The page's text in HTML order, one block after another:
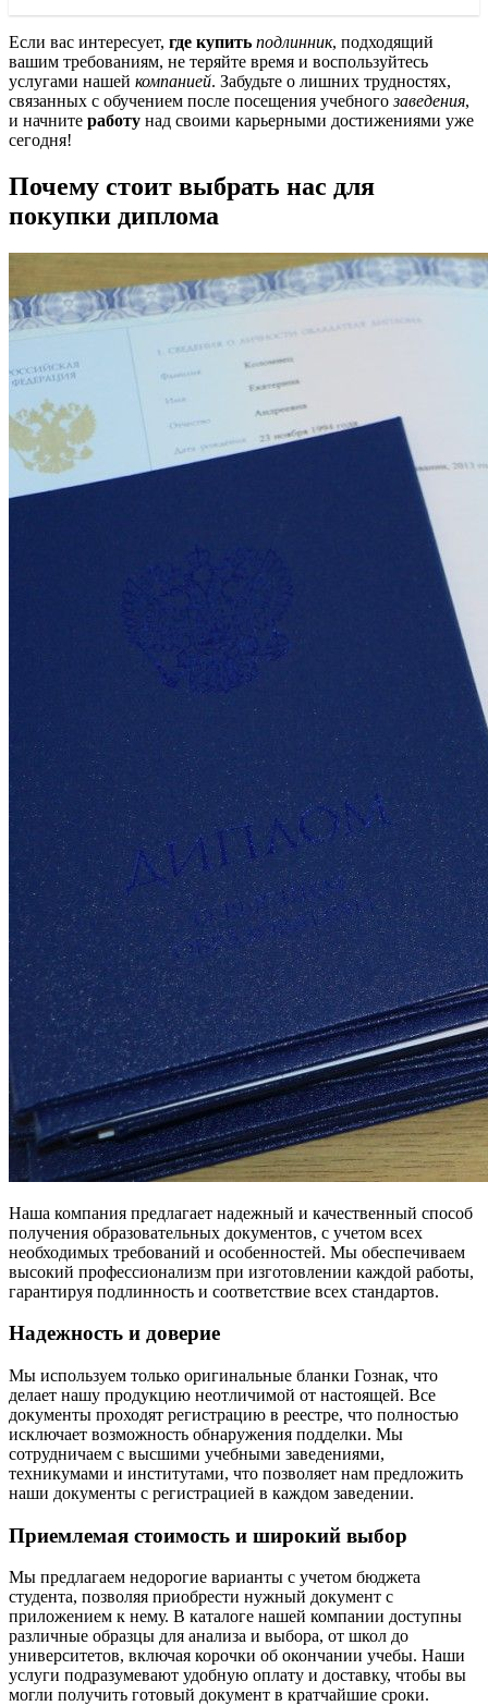
Если вас интересует, где купить подлинник, подходящий
вашим требованиям, не теряйте время и воспользуйтесь
услугами нашей компанией. Забудьте о лишних трудностях,
связанных с обучением после посещения учебногозаведения,
и начните работу над своими карьерными достижениями уже
сегодня!
Почему стоит выбрать нас для
покупки диплома
Наша компания предлагает надежный и качественный способ
получения образовательных документов, с учетом всех
необходимых требований и особенностей. Мы обеспечиваем
высокий профессионализм при изготовлении каждой работы,
гарантируя подлинность и соответствие всех стандартов.
Надежность и доверие
Мы используем только оригинальные бланки Гознак, что
делает нашу продукцию неотличимой от настоящей. Все
документы проходят регистрацию в реестре, что полностью
исключает возможность обнаружения подделки. Мы
сотрудничаем с высшими учебными заведениями,
техникумами и институтами, что позволяет нам предложить
наши документы с регистрацией в каждом заведении.
Приемлемая стоимость и широкий выбор
Мы предлагаем недорогие варианты с учетом бюджета
студента, позволяя приобрести нужный документ с
приложением к нему. В каталоге нашей компании доступны
различные образцы для анализа и выбора, от школ до
университетов, включая корочки об окончании учебы. Наши
услуги подразумевают удобную оплату и доставку, чтобы вы
могли получить готовый документ в кратчайшие сроки.